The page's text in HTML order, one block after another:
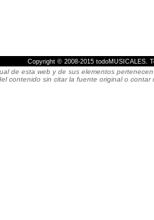
Copyright © 2008-2015 todoMUSICALES.
de esta web y de sus elementos
contenido sin citar la fuente original o